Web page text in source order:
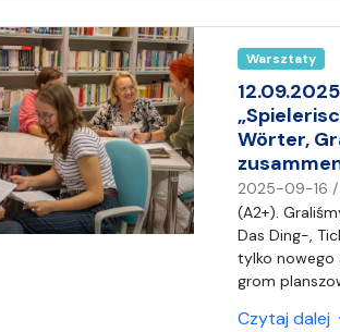
Warsztaty
Wörter,
2025-09-16 /
(A2+).
Das Ding-,
tylko nowego
grom
Czytaj dalej